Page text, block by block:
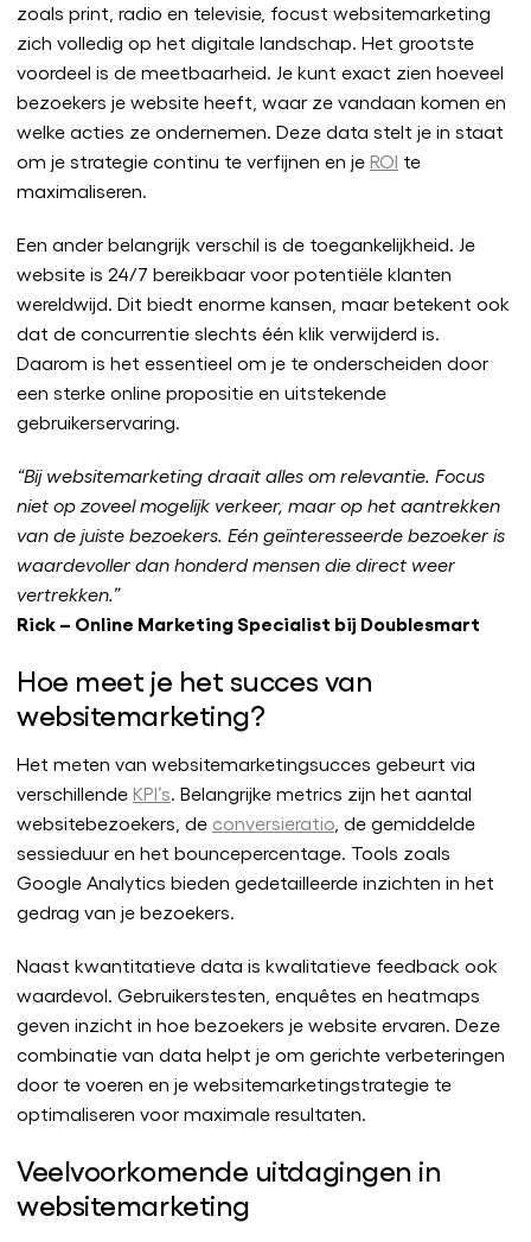
zoals print, radio en televisie, focust websitemarketing
zich volledig op het digitale landschap. Het grootste
voordeel is de meetbaarheid. Je kunt exact zien hoeveel
bezoekers je website heeft, waar ze vandaan komen en
welke acties ze ondernemen. Deze data stelt je in staat
om je strategie continu te verfijnen en je ROI te
maximaliseren.
Een ander belangrijk verschil is de toegankelijkheid. Je
website is 24/7 bereikbaar voor potentiële klanten
wereldwijd. Dit biedt enorme kansen, maar betekent ook
dat de concurrentie slechts één klik verwijderd is.
Daarom is het essentieel om je te onderscheiden door
een sterke online propositie en uitstekende
gebruikerservaring.
“Bij websitemarketing draait alles om relevantie. Focus
niet op zoveel mogelijk verkeer, maar op het aantrekken
van de juiste bezoekers. Eén geïnteresseerde bezoeker is
waardevoller dan honderd mensen die direct weer
vertrekken.”
Rick – Online Marketing Specialist bij Doublesmart
Hoe meet je het succes van
websitemarketing?
Het meten van websitemarketingsucces gebeurt via
verschillende KPI’s. Belangrijke metrics zijn het aantal
websitebezoekers, de conversieratio , de gemiddelde
sessieduur en het bouncepercentage. Tools zoals
Google Analytics bieden gedetailleerde inzichten in het
gedrag van je bezoekers.
Naast kwantitatieve data is kwalitatieve feedback ook
waardevol. Gebruikerstesten, enquêtes en heatmaps
geven inzicht in hoe bezoekers je website ervaren. Deze
combinatie van data helpt je om gerichte verbeteringen
door te voeren en je websitemarketingstrategie te
optimaliseren voor maximale resultaten.
Veelvoorkomende uitdagingen in
websitemarketing